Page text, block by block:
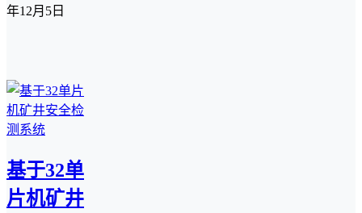
年12月5日
基于32单
片机矿井